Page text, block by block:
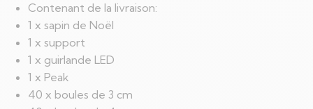
Contenant de la livraison:
1 x sapin de Noël
1 x support
1 x guirlande LED
1 x Peak
40 x boules de 3 cm